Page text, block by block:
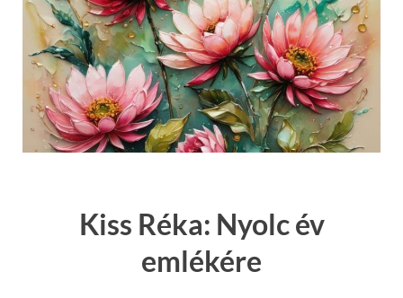
Kiss Réka: Nyolc év
emlékére